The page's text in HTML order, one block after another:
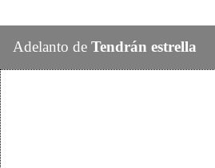
Adelanto de Tendrán estrella